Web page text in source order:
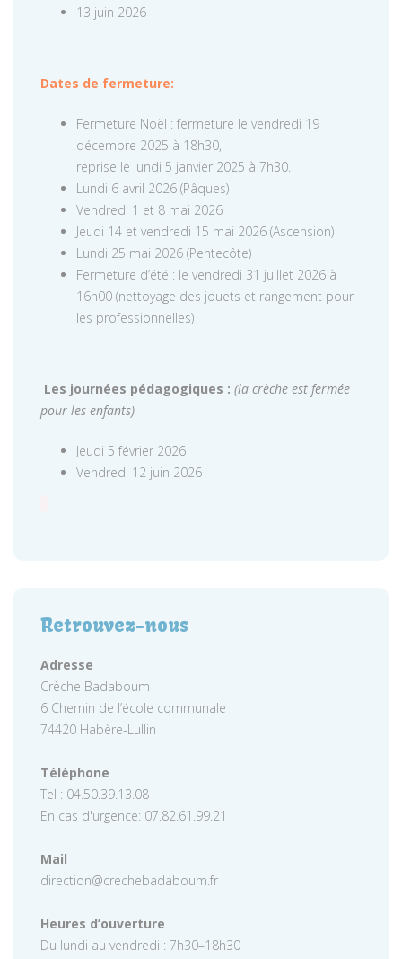
13 juin 2026
Dates de fermeture:
Fermeture Noël : fermeture le vendredi 19
décembre 2025 à 18h30,
reprise le lundi 5 janvier 2025 à 7h30.
Lundi 6 avril 2026 (Pâques)
Vendredi 1 et 8 mai 2026
Jeudi 14 et vendredi 15 mai 2026 (Ascension)
Lundi 25 mai 2026 (Pentecôte)
Fermeture d’été : le vendredi 31 juillet 2026 à
16h00 (nettoyage des jouets et rangement pour
les professionnelles)
Les journées pédagogiques : (la crèche est fermée
pour les enfants)
Jeudi 5 février 2026
Vendredi 12 juin 2026
Retrouvez-nous
Adresse
Crèche Badaboum
6 Chemin de l’école communale
74420 Habère-Lullin
Téléphone
Tel : 04.50.39.13.08
En cas d'urgence: 07.82.61.99.21
Mail
direction@crechebadaboum.fr
Heures d’ouverture
Du lundi au vendredi : 7h30–18h30